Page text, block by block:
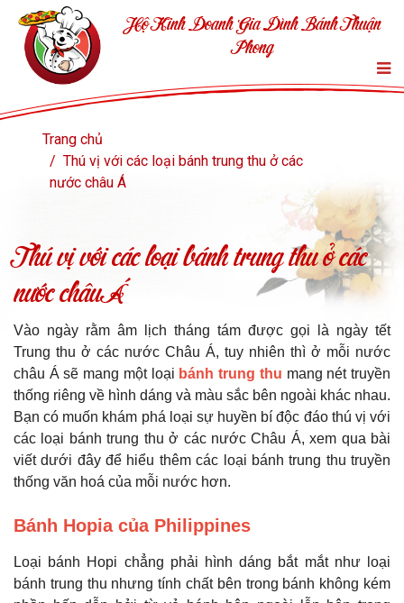
Hộ Kinh Doanh Gia Đình Bánh Thuận
Phong
Trang chủ
Thú vị với các loại bánh trung thu ở các
nước châu Á
Thú vị với các loại bánh trung thu ở các
nước châu Á
Vào ngày rằm âm lịch tháng tám được gọi là ngày tết
Trung thu ở các nước Châu Á, tuy nhiên thì ở mỗi nước
châu Á sẽ mang một loại bánh trung thu mang nét truyền
thống riêng về hình dáng và màu sắc bên ngoài khác nhau.
Bạn có muốn khám phá loại sự huyền bí độc đáo thú vị với
các loại bánh trung thu ở các nước Châu Á, xem qua bài
viết dưới đây để hiểu thêm các loại bánh trung thu truyền
thống văn hoá của mỗi nước hơn.
Bánh Hopia của Philippines
Loại bánh Hopi chẳng phải hình dáng bắt mắt như loại
bánh trung thu nhưng tính chất bên trong bánh không kém